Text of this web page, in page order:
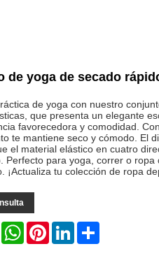
de yoga de secado
de yoga con nuestro
que presenta un elegante
favorecedora y comodidad.
te mantiene seco y cómodo. El
el material elástico en cuatro
Perfecto para yoga, correr o
¡Actualiza tu colección de ropa
X WhatsAppPinterestLinkedIn